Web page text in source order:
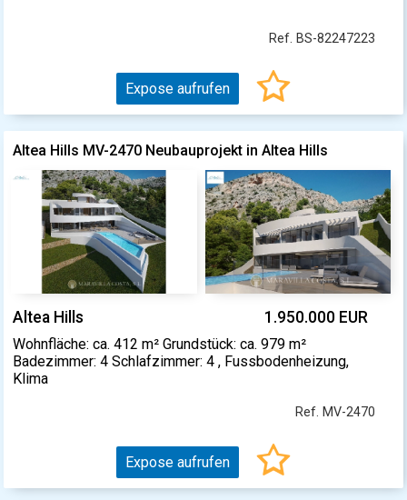
Ref. BS-82247223
Expose aufrufen
Altea Hills MV-2470 Neubauprojekt in Altea Hills
Altea Hills 1.950.000 EUR
Wohnfläche: ca. 412 m² Grundstück: ca. 979 m²
Badezimmer: 4 Schlafzimmer: 4 , Fussbodenheizung,
Klima
Ref. MV-2470
Expose aufrufen